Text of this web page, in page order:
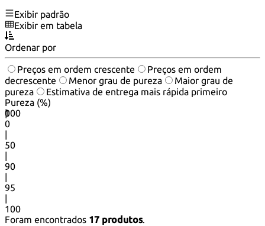
Exibir padrão
Exibir em tabela
Ordenar por
Preços em ordem crescente
Preços em ordem
decrescente
Menor grau de pureza
Maior grau de
pureza
Estimativa de entrega mais rápida primeiro
Pureza (%)
0
100
|
0
|
50
|
90
|
95
|
100
Foram encontrados 17 produtos.